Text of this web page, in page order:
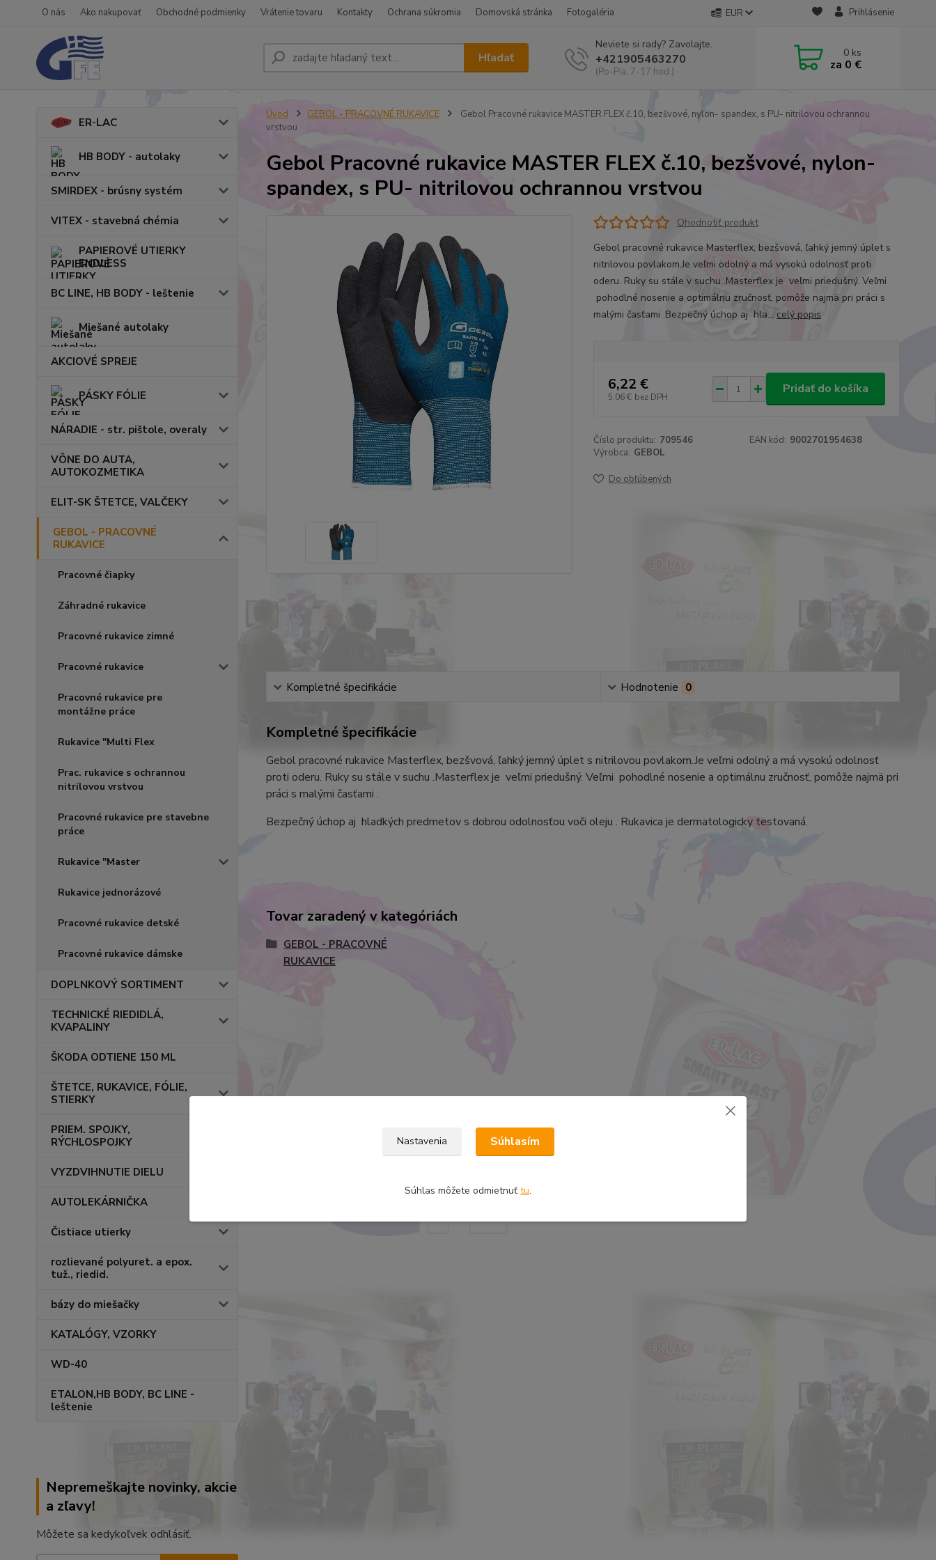
O nás Ako nakupovať Obchodné podmienky Vrátenie tovaru Kontakty Ochrana súkromia Domovská stránka Fotogaléria EUR Prihlásenie
Hľadať
Neviete si rady? Zavolajte.
+421905463270
(Po-Pia, 7-17 hod.)
0 ks
za 0 €
ER-LAC
HB BODY - autolaky
SMIRDEX - brúsny systém
VITEX - stavebná chémia
PAPIEROVÉ UTIERKY
ENDLESS
BC LINE, HB BODY - leštenie
Miešané autolaky
AKCIOVÉ SPREJE
PÁSKY FÓLIE
NÁRADIE - str. pištole, overaly
VÔNE DO AUTA,
AUTOKOZMETIKA
ELIT-SK ŠTETCE, VALČEKY
GEBOL - PRACOVNÉ
RUKAVICE
Pracovné čiapky
Záhradné rukavice
Pracovné rukavice zimné
Pracovné rukavice
Pracovné rukavice pre
montážne práce
Rukavice "Multi Flex
Prac. rukavice s ochrannou
nitrilovou vrstvou
Pracovné rukavice pre stavebne
práce
Rukavice "Master
Rukavice jednorázové
Pracovné rukavice detské
Pracovné rukavice dámske
DOPLNKOVÝ SORTIMENT
TECHNICKÉ RIEDIDLÁ,
KVAPALINY
ŠKODA ODTIENE 150 ML
ŠTETCE, RUKAVICE, FÓLIE,
STIERKY
PRIEM. SPOJKY,
RÝCHLOSPOJKY
VYZDVIHNUTIE DIELU
AUTOLEKÁRNIČKA
Čistiace utierky
rozlievané polyuret. a epox.
tuž., riedid.
bázy do miešačky
KATALÓGY, VZORKY
WD-40
ETALON,HB BODY, BC LINE -
leštenie
Nepremeškajte novinky, akcie
a zľavy!
Môžete sa kedykoľvek odhlásiť.
Úvod GEBOL - PRACOVNÉ RUKAVICE
Gebol Pracovné rukavice MASTER FLEX č.10, bezšvové, nylon- spandex, s PU- nitrilovou ochrannou
vrstvou
Gebol Pracovné rukavice MASTER FLEX č.10, bezšvové, nylon-
spandex, s PU- nitrilovou ochrannou vrstvou
Ohodnotiť produkt
Gebol pracovné rukavice Masterflex, bezšvová, ľahký jemný úplet s
nitrilovou povlakom.Je veľmi odolný a má vysokú odolnosť proti
oderu. Ruky su stále v suchu .Masterflex je veľmi priedušný. Veľmi
pohodlné nosenie a optimálnu zručnosť, pomôže najmä pri práci s
malými časťami .Bezpečný úchop aj hla... celý popis
6,22 €
5,06 € bez DPH
Pridať do košíka
Číslo produktu: 709546 EAN kód: 9002701954638
Výrobca: GEBOL
Do obľúbených
Kompletné špecifikácie Hodnotenie 0
Kompletné špecifikácie
Gebol pracovné rukavice Masterflex, bezšvová, ľahký jemný úplet s nitrilovou povlakom.Je veľmi odolný a má vysokú odolnosť
proti oderu. Ruky su stále v suchu .Masterflex je veľmi priedušný. Veľmi pohodlné nosenie a optimálnu zručnosť, pomôže najmä pri
práci s malými časťami .
Bezpečný úchop aj hladkých predmetov s dobrou odolnosťou voči oleju . Rukavica je dermatologicky testovaná.
Tovar zaradený v kategóriách
GEBOL - PRACOVNÉ
RUKAVICE
Nastavenia Súhlasím
Súhlas môžete odmietnuť tu.